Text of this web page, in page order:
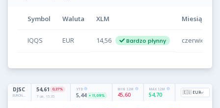
Symbol Waluta XLM Miesiąc
IQQS EUR 14,56 Bardzo płynny czerwiec